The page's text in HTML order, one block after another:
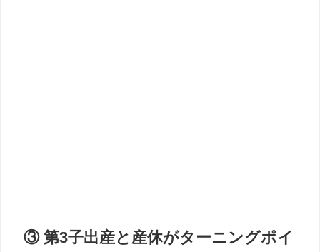
③ 第3子出産と産休がターニングポイ